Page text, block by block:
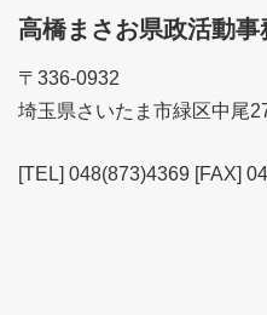
高橋まさお県政活動事
〒336-0932
埼玉県さいたま市緑区中尾
[TEL] 048(873)4369 [FAX]